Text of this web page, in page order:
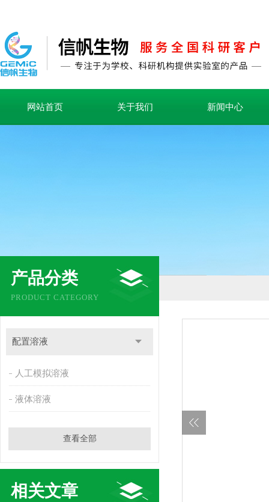
网站首页 关于我们 新闻中心
产品分类
PRODUCT CATEGORY
配置溶液
人工模拟溶液
液体溶液
查看全部
相关文章